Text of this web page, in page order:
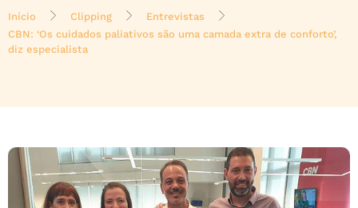
Início Clipping
Entrevistas
CBN: ‘Os cuidados paliativos são uma camada extra de conforto’,
diz especialista